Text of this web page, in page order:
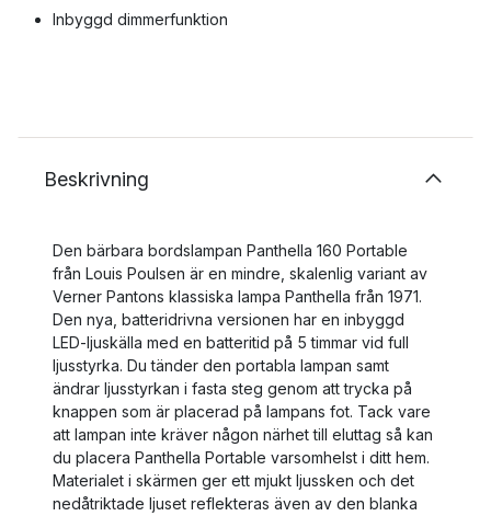
Inbyggd dimmerfunktion
Beskrivning
Den bärbara bordslampan Panthella 160 Portable
från Louis Poulsen är en mindre, skalenlig variant av
Verner Pantons klassiska lampa Panthella från 1971.
Den nya, batteridrivna versionen har en inbyggd
LED-ljuskälla med en batteritid på 5 timmar vid full
ljusstyrka. Du tänder den portabla lampan samt
ändrar ljusstyrkan i fasta steg genom att trycka på
knappen som är placerad på lampans fot. Tack vare
att lampan inte kräver någon närhet till eluttag så kan
du placera Panthella Portable varsomhelst i ditt hem.
Materialet i skärmen ger ett mjukt ljussken och det
nedåtriktade ljuset reflekteras även av den blanka